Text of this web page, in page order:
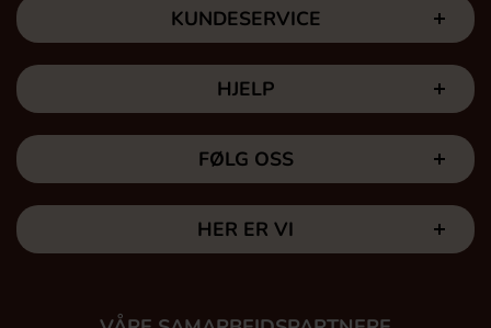
KUNDESERVICE
HJELP
FØLG OSS
HER ER VI